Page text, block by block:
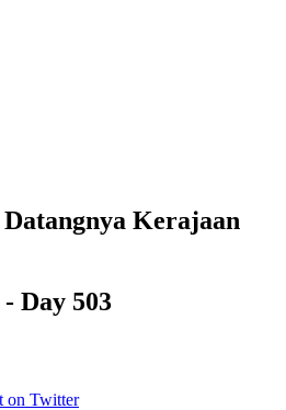
Kerajaan
Day 503
on Twitter